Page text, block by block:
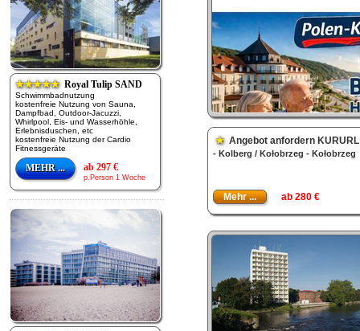
★★★★★Royal Tulip SAND
Schwimmbadnutzung
kostenfreie Nutzung von Sauna,
Dampfbad, Outdoor-Jacuzzi,
Whirlpool, Eis- und Wasserhöhle,
Erlebnisduschen, etc
kostenfreie Nutzung der Cardio
Fitnessgeräte
MEHR ... ab 297 €
p.Person 1 Woche
★Angebot anfordern KURURLAUB
- Kolberg / Kołobrzeg - Kołobrzeg
Mehr ... ab 280 €